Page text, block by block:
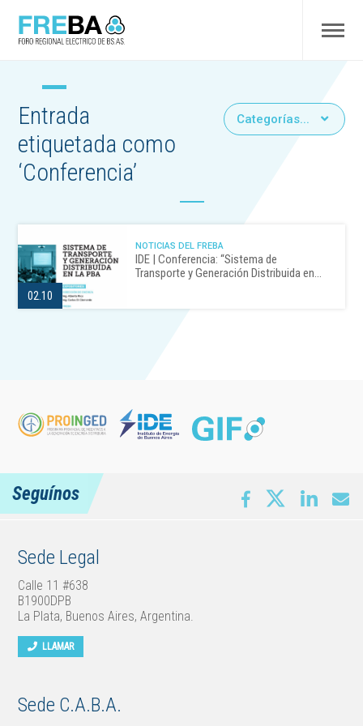
Entrada
etiquetada como
‘Conferencia’
Categorías...
02.10
NOTICIAS DEL FREBA
IDE | Conferencia: “Sistema de
Transporte y Generación Distribuida en…
Sede Legal
Calle 11 #638
B1900DPB
La Plata, Buenos Aires, Argentina.
LLAMAR
Sede C.A.B.A.
Seguínos